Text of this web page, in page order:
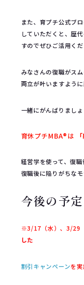
また、育プチ公式ブ
していただくと、歴
すのでぜひご活用く
みなさんの復職がス
両立が叶いますように
一緒にがんばりましょ
育休プチMBA®︎は
経営学を使って、復
復職後に陥りがちな
今後の予定
※3/17（水）、3/29
した
割引キャンペーンを実